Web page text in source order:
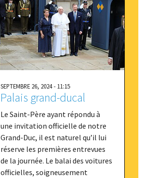
SEPTEMBRE 26, 2024 - 11:15
Palais grand-ducal
Le Saint-Père ayant répondu à
une invitation officielle de notre
Grand-Duc, il est naturel qu’il lui
réserve les premières entrevues
de la journée. Le balai des voitures
officielles, soigneusement